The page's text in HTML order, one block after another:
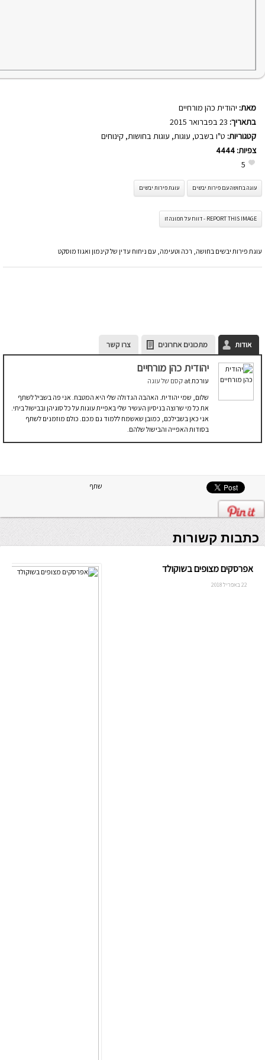
מאת: יהודית כהן מורחיים
בתאריך:
קטגוריות: ט"ו בשבט, עוגות, עוגות בחושות, קינוחים
צפיות: 4444
5
עוגה בחושה עם פירות יבשים עוגת פירות יבשים
REPORT THIS IMAGE - דווח על תמונה זו
עוגת פירות יבשים בחושה, רכה וטעימה, עם ניחוח עדין של קינמון ואגוז מוסקט
אודות מתכונים אחרונים צרו קשר
יהודית כהן מורחיים
עורכת
קסם של עוגה
שלום, שמי יהודית. האהבה הגדולה שלי היא המטבח. אני פה בשביל לשתף
את כל מי שרוצה בניסיון העשיר שלי באפיית עוגות על כל סוגיהן ובבישול ביתי.
אני כאן בשבילכם, כמובן שאשמח ללמוד גם מכם. כולם מוזמנים לשתף
בסודות האפייה והבישול שלהם.
שתף
כתבות קשורות
אפרסקים מצופים בשוקולד
22 באפריל 2018